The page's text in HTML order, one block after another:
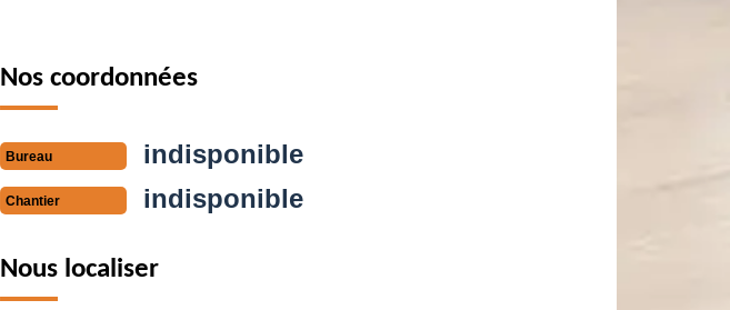
Nos coordonnées
Bureau indisponible
Chantier indisponible
Nous localiser